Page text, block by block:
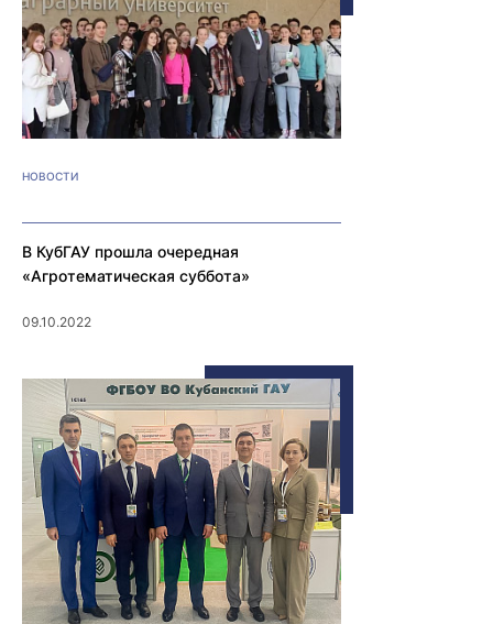
НОВОСТИ
В КубГАУ прошла очередная
«Агротематическая суббота»
09.10.2022